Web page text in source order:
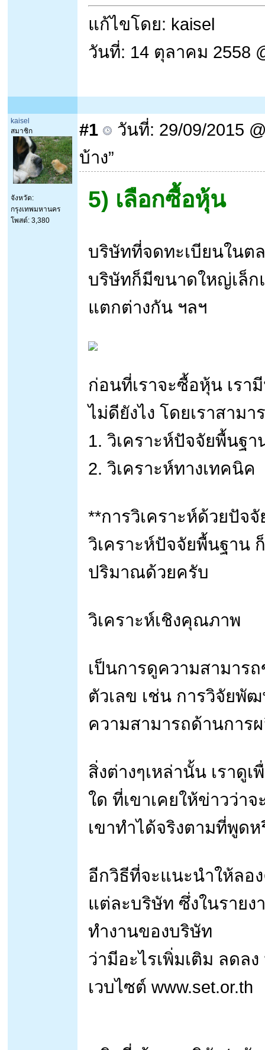
แก้ไขโดย: kaisel
วันที่: 14 ตุลาคม 2558
kaisel
สมาชิก
จังหวัด:
กรุงเทพมหานคร
โพสต์: 3,380
#1
วันที่: 29/09/2015
บ้าง”
5) เลือกซื้อหุ้น
บริษัทที่จดทะเบียนในต
บริษัทก็มีขนาดใหญ่เล็ก
แตกต่างกัน ฯลฯ
ก่อนที่เราจะซื้อหุ้น เรา
ไม่ดียังไง โดยเราสาม
1. วิเคราะห์ปัจจัยพื้นฐา
2. วิเคราะห์ทางเทคนิค
**การวิเคราะห์ด้วยปัจ
วิเคราะห์ปัจจัยพื้นฐาน
ปริมาณด้วยครับ
วิเคราะห์เชิงคุณภาพ
เป็นการดูความสามาร
ตัวเลข เช่น การวิจัยพั
ความสามารถด้านการ
สิ่งต่างๆเหล่านั้น เราดู
ใด ที่เขาเคยให้ข่าวว่า
เขาทำได้จริงตามที่พูด
อีกวิธีที่จะแนะนำให้ลอ
แต่ละบริษัท ซึ่งในราย
ทำงานของบริษัท
ว่ามีอะไรเพิ่มเติม ลดล
เวบไซต์ www.set.or.th